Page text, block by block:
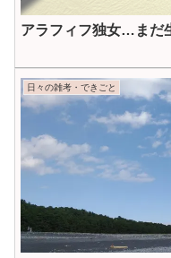
アラフィフ独女…まだ
日々の雑考・できごと